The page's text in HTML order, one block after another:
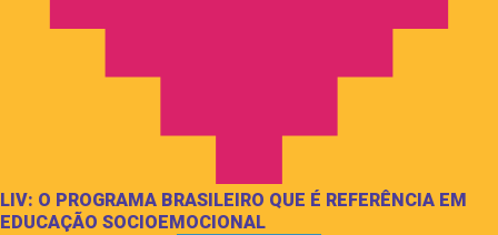
LIV: O PROGRAMA BRASILEIRO QUE É REFERÊNCIA EM
EDUCAÇÃO SOCIOEMOCIONAL